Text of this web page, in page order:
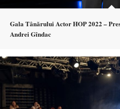
Gala Tânărului Actor HOP 2022 –
Andrei Gîndac